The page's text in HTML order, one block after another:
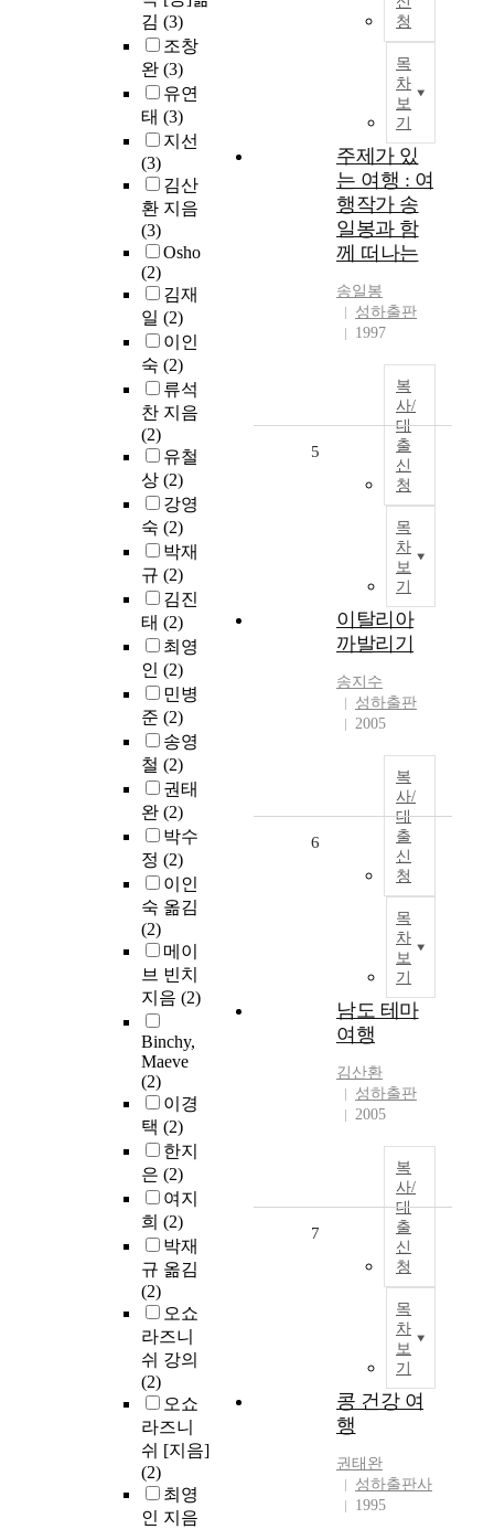
김 (3)
조창
완 (3)
유연
태 (3)
지선
(3)
김산
환 지음
(3)
Osho
(2)
김재
일 (2)
이인
숙 (2)
류석
찬 지음
(2)
유철
상 (2)
강영
숙 (2)
박재
규 (2)
김진
태 (2)
최영
인 (2)
민병
준 (2)
송영
철 (2)
권태
완 (2)
박수
정 (2)
이인
숙 옮김
(2)
메이
브 빈치
지음 (2)
Binchy,
Maeve
(2)
이경
택 (2)
한지
은 (2)
여지
희 (2)
박재
규 옮김
(2)
오쇼
라즈니
쉬 강의
(2)
오쇼
라즈니
쉬 [지음]
(2)
최영
인 지음
청
목
차
보
기
주제가 있
는 여행 : 여
행작가 송
일봉과 함
께 떠나는
송일봉
성하출판
1997
복
사/
대
출
신
청
목
차
보
기
5
이탈리아
까발리기
송지수
성하출판
2005
복
사/
대
출
신
청
목
차
보
기
6
남도 테마
여행
김산환
성하출판
2005
복
사/
대
출
신
청
목
차
보
기
7
콩 건강 여
행
권태완
성하출판사
1995